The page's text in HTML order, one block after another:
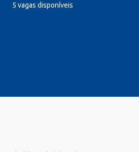
5 vagas disponíveis